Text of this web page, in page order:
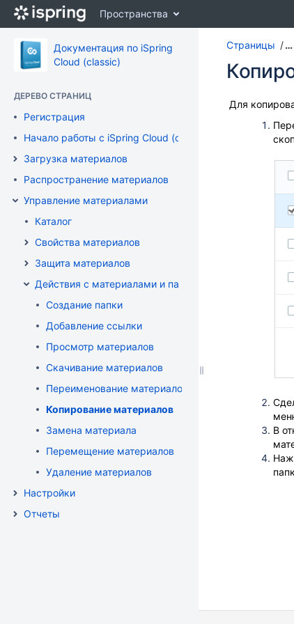
Перейти
содержимому
assistive.skiplink.to.breadcrumbs
assistive.skiplink.to.quick.search
Пространства
Документация по iSpring
Cloud (classic)
ДЕРЕВО СТРАНИЦ
Регистрация
Начало работы с iSpring Cloud (classic)
Загрузка материалов
Распространение материалов
Управление материалами
Каталог
Свойства материалов
Защита материалов
Действия с материалами и папками
Создание папки
Добавление ссылки
Просмотр материалов
Скачивание материалов
Переименование материалов
Копирование материалов
Замена материала
Перемещение материалов
Удаление материалов
Настройки
Отчеты
Страницы …
Для
В